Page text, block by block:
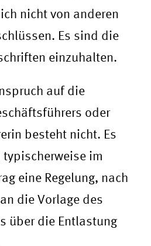
nicht von anderen
Es sind die
einzuhalten.
auf die
oder
besteht nicht. Es
im
eine Regelung, nach
die Vorlage des
über die Entlastung